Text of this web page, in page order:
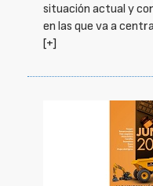
situación actual y
en las que va a
[+]